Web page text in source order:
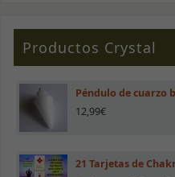
Productos Crystal
Péndulo de cuarzo
12,99€
21 Tarjetas de